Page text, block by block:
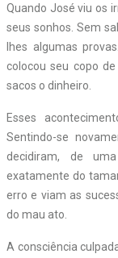
Quando José viu os
seus sonhos. Sem
lhes algumas
colocou seu copo
sacos o dinheiro.
Esses
Sentindo-se
decidiram, de
exatamente do
erro e viam as
do mau ato.
A consciência